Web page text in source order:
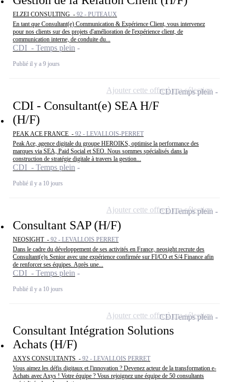
ELZEI CONSULTING - 92 - PUTEAUX
En tant que Consultant(e) Communication & Expérience Client, vous intervenez
pour nos clients sur des projets d'amélioration de l'expérience client, de
communication interne, de conduite du...
CDI - Temps plein
Publié il y a 9 jours
CDI - Consultant(e) SEA H/F
(H/F)
PEAK ACE FRANCE - 92 - LEVALLOIS-PERRET
Peak Ace, agence digitale du groupe HEROIKS, optimise la performance des
marques via SEA, Paid Social et SEO. Nous sommes spécialisés dans la
construction de stratégie digitale à travers la gestion...
CDI - Temps plein
Publié il y a 10 jours
CDITemps plein
Ajouter cette offre à ma sélection
Consultant SAP (H/F)
NEOSIGHT - 92 - LEVALLOIS PERRET
Dans le cadre du développement de ses activités en France, neosight recrute des
Consultant(e)s Senior avec une expérience confirmée sur FI/CO et S/4 Finance afin
de renforcer ses équipes. Après une...
CDI - Temps plein
Publié il y a 10 jours
CDITemps plein
Ajouter cette offre à ma sélection
Consultant Intégration Solutions
Achats (H/F)
AXYS CONSULTANTS - 92 - LEVALLOIS PERRET
Vous aimez les défis digitaux et l'innovation ? Devenez acteur de la transformation e-
Achats avec Axys ! Votre équipe ? Vous rejoignez une équipe de 50 consultants
CDITemps plein
Ajouter cette offre à ma sélection